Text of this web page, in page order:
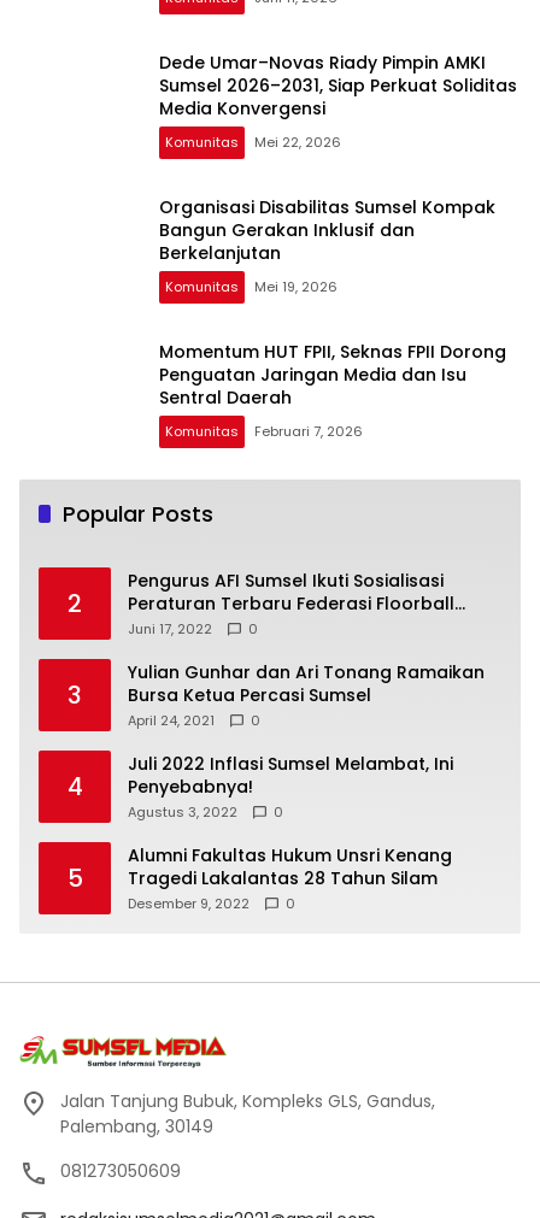
Dede Umar–Novas Riady Pimpin AMKI
Sumsel 2026–2031, Siap Perkuat Soliditas
Media Konvergensi
Komunitas Mei 22, 2026
Organisasi Disabilitas Sumsel Kompak
Bangun Gerakan Inklusif dan
Berkelanjutan
Komunitas Mei 19, 2026
Momentum HUT FPII, Seknas FPII Dorong
Penguatan Jaringan Media dan Isu
Sentral Daerah
Komunitas Februari 7, 2026
Popular Posts
2
Pengurus AFI Sumsel Ikuti Sosialisasi
Peraturan Terbaru Federasi Floorball
Internasional
Juni 17, 2022 0
3
Yulian Gunhar dan Ari Tonang Ramaikan
Bursa Ketua Percasi Sumsel
April 24, 2021 0
4
Juli 2022 Inflasi Sumsel Melambat, Ini
Penyebabnya!
Agustus 3, 2022 0
5
Alumni Fakultas Hukum Unsri Kenang
Tragedi Lakalantas 28 Tahun Silam
Desember 9, 2022 0
Jalan Tanjung Bubuk, Kompleks GLS, Gandus,
Palembang, 30149
081273050609